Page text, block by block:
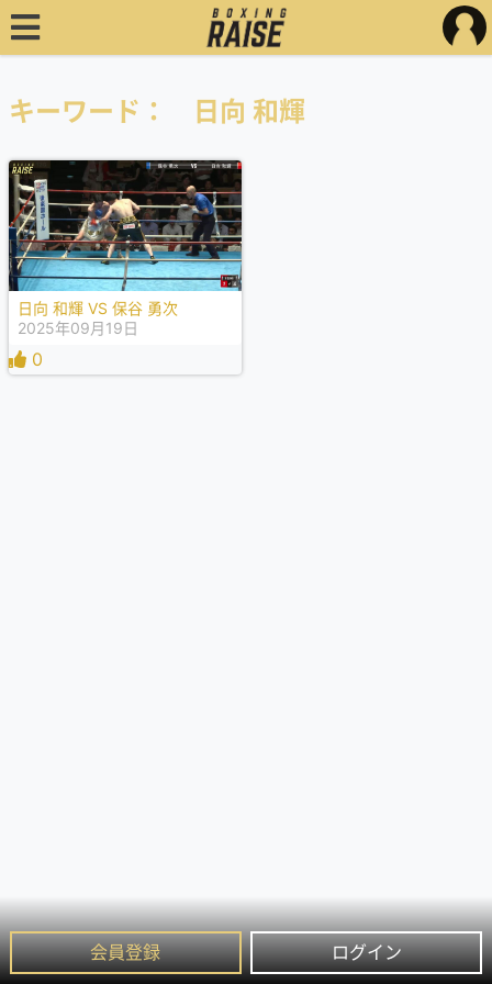
会員登録 ログイン
キーワード： 日向 和輝
日向 和輝 VS 保谷 勇次
2025年09月19日
0